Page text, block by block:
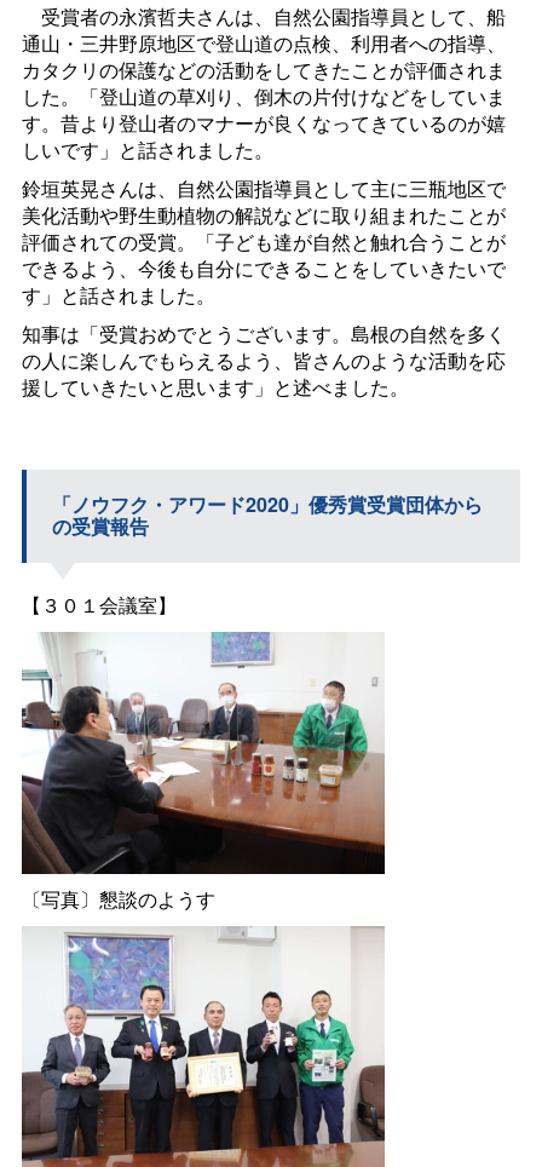
受賞者の永濱哲夫さんは、自然公園指導員として、船
通山・三井野原地区で登山道の点検、利用者への指導、
カタクリの保護などの活動をしてきたことが評価されま
した。「登山道の草刈り、倒木の片付けなどをしていま
す。昔より登山者のマナーが良くなってきているのが嬉
しいです」と話されました。
鈴垣英晃さんは、自然公園指導員として主に三瓶地区で
美化活動や野生動植物の解説などに取り組まれたことが
評価されての受賞。「子ども達が自然と触れ合うことが
できるよう、今後も自分にできることをしていきたいで
す」と話されました。
知事は「受賞おめでとうございます。島根の自然を多く
の人に楽しんでもらえるよう、皆さんのような活動を応
援していきたいと思います」と述べました。
「ノウフク・アワード2020」優秀賞受賞団体から
の受賞報告
【３０１会議室】
〔写真〕懇談のようす